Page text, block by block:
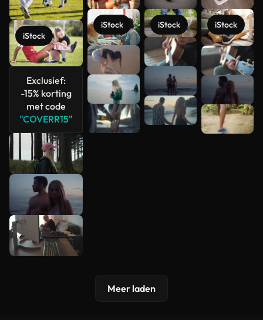
iStock
Exclusief:
-15% korting
met code
"COVERR15"
iStock iStock iStock
Meer
bekijken
Meer laden